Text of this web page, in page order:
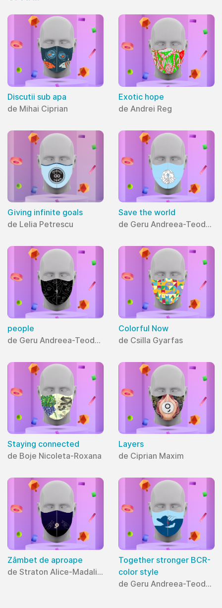
Discutii sub apa
de Mihai Ciprian
Exotic hope
de Andrei Reg
Giving infinite goals
de Lelia Petrescu
Save the world
de Geru Andreea-Teodora
people
de Geru Andreea-Teodora
Colorful Now
de Csilla Gyarfas
Staying connected
de Boje Nicoleta-Roxana
Layers
de Ciprian Maxim
Zâmbet de aproape
de Straton Alice-Madalina
Together stronger BCR-
color style
de Geru Andreea-Teodora